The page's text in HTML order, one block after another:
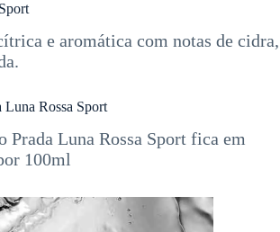
e aromática com notas de cidra,
Luna Rossa Sport
Prada Luna Rossa Sport fica em
100ml